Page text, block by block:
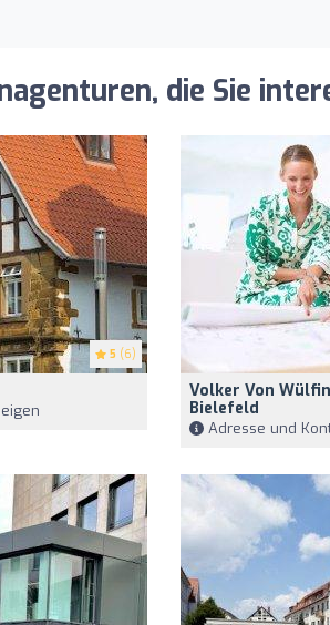
die Sie
5 (6)
Volker Von
Bielefeld
Adresse und